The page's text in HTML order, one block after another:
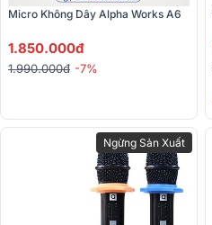
1.850.000đ
1.990.000đ -7%
Ngừng Sản Xuất